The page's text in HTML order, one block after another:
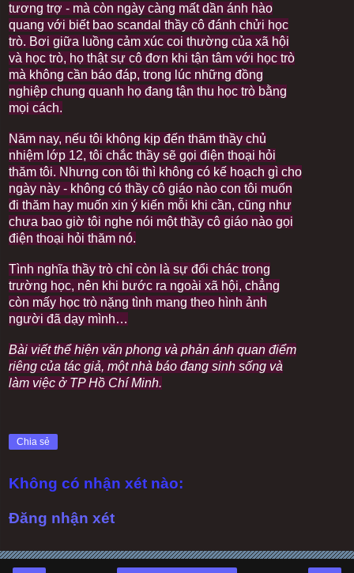
tương trợ - mà còn ngày càng mất dần ánh hào
quang với biết bao scandal thầy cô đánh chửi học
trò. Bơi giữa luồng cảm xúc coi thường của xã hội
và học trò, họ thật sự cô đơn khi tận tâm với học trò
mà không cần báo đáp, trong lúc những đồng
nghiệp chung quanh họ đang tận thu học trò bằng
mọi cách.
Năm nay, nếu tôi không kịp đến thăm thầy chủ
nhiệm lớp 12, tôi chắc thầy sẽ gọi điện thoại hỏi
thăm tôi. Nhưng con tôi thì không có kế hoạch gì cho
ngày này - không có thầy cô giáo nào con tôi muốn
đi thăm hay muốn xin ý kiến mỗi khi cần, cũng như
chưa bao giờ tôi nghe nói một thầy cô giáo nào gọi
điện thoại hỏi thăm nó.
Tình nghĩa thầy trò chỉ còn là sự đổi chác trong
trường học, nên khi bước ra ngoài xã hội, chẳng
còn mấy học trò nặng tình mang theo hình ảnh
người đã dạy mình…
Bài viết thể hiện văn phong và phản ánh quan điểm
riêng của tác giả, một nhà báo đang sinh sống và
làm việc ở TP Hồ Chí Minh.
Chia sẻ
Không có nhận xét nào:
Đăng nhận xét